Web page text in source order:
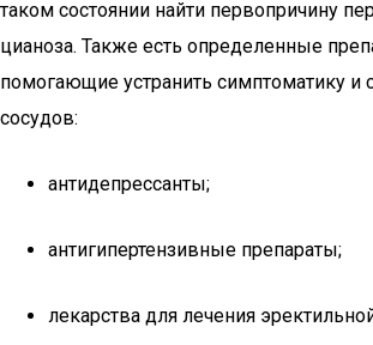
таком состоянии найти первопричину
цианоза. Также есть определенные
помогающие устранить симптоматику и
сосудов:
антидепрессанты;
антигипертензивные препараты;
лекарства для лечения